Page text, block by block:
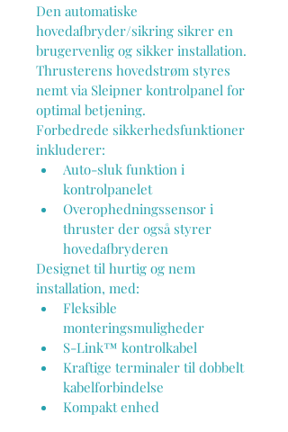
Den automatiske
hovedafbryder/sikring sikrer en
brugervenlig og sikker installation.
Thrusterens hovedstrøm styres
nemt via Sleipner kontrolpanel for
optimal betjening.
Forbedrede sikkerhedsfunktioner
inkluderer:
Auto-sluk funktion i
kontrolpanelet
Overophedningssensor i
thruster der også styrer
hovedafbryderen
Designet til hurtig og nem
installation, med:
Fleksible
monteringsmuligheder
S-Link™ kontrolkabel
Kraftige terminaler til dobbelt
kabelforbindelse
Kompakt enhed